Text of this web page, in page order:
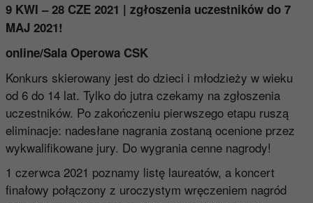
9 KWI – 28 CZE 2021 | zgłoszenia uczestników do 7
MAJ 2021!
online/Sala Operowa CSK
Konkurs skierowany jest do dzieci i młodzieży w wieku
od 6 do 14 lat. Tylko do jutra czekamy na zgłoszenia
uczestników. Po zakończeniu pierwszego etapu ruszą
eliminacje: nadesłane nagrania zostaną ocenione przez
wykwalifikowane jury. Do wygrania cenne nagrody!
1 czerwca 2021 poznamy listę laureatów, a koncert
finałowy połączony z uroczystym wręczeniem nagród